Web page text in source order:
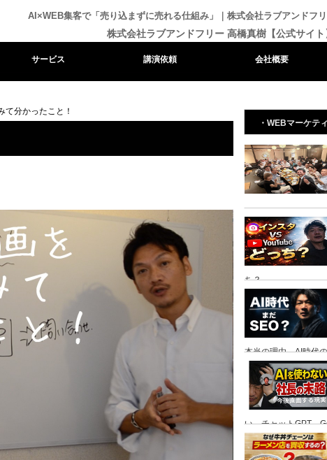
AI×WEB集客で「売り込まずに売れる仕組み」｜株式会社ラブアンドフリ
株式会社ラブアンドフリー 高橋真樹【公式サイト
サービス 講演依頼 会社概要
て分かったこと！
・WEBマーケテ
ち？
本当の理由、AI時代
い。チャットGPT、